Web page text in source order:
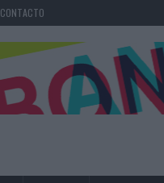
CONTACTO